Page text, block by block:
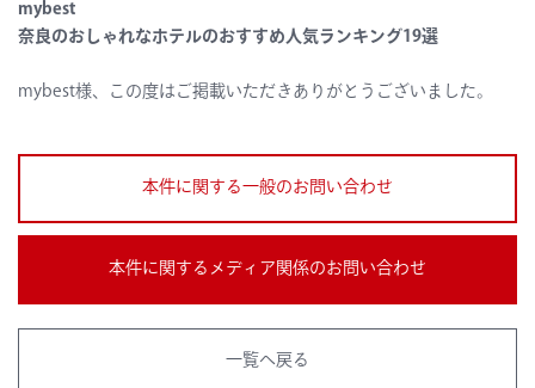
mybest
奈良のおしゃれなホテルのおすすめ人気ランキング19選
mybest様、この度はご掲載いただきありがとうございました。
本件に関する一般のお問い合わせ
本件に関するメディア関係のお問い合わせ
一覧へ戻る